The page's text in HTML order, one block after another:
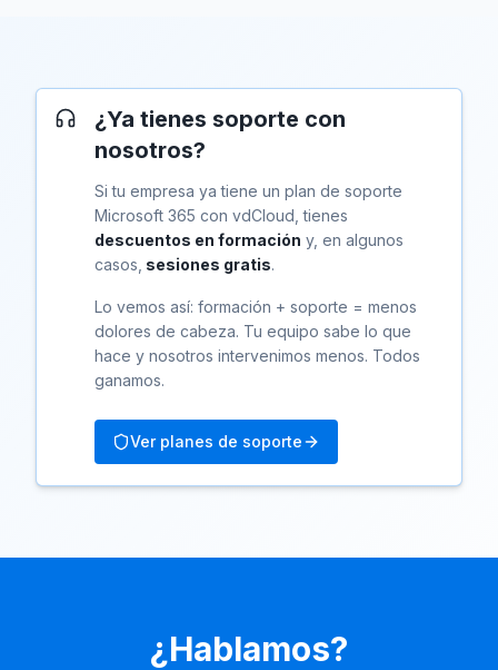
¿Ya tienes soporte con
nosotros?
Si tu empresa ya tiene un plan de soporte
Microsoft 365 con vdCloud, tienes
descuentos en formación y, en algunos
casos, sesiones gratis.
Lo vemos así: formación + soporte = menos
dolores de cabeza. Tu equipo sabe lo que
hace y nosotros intervenimos menos. Todos
ganamos.
Ver planes de soporte
¿Hablamos?